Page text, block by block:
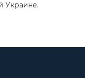
Украине.